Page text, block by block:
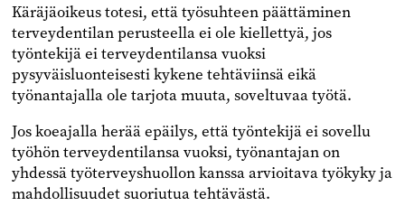
Käräjäoikeus totesi, että työsuhteen päättäminen
terveydentilan perusteella ei ole kiellettyä, jos
työntekijä ei terveydentilansa vuoksi
pysyväisluonteisesti kykene tehtäviinsä eikä
työnantajalla ole tarjota muuta, soveltuvaa työtä.
Jos koeajalla herää epäilys, että työntekijä ei sovellu
työhön terveydentilansa vuoksi, työnantajan on
yhdessä työterveyshuollon kanssa arvioitava työkyky ja
mahdollisuudet suoriutua tehtävästä.